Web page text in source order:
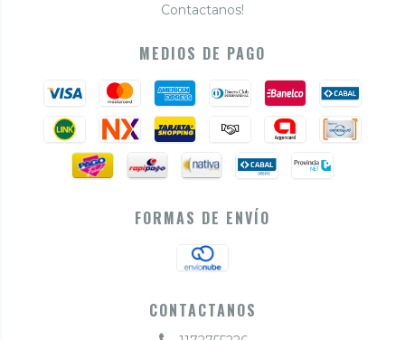
Contactanos!
MEDIOS DE PAGO
FORMAS DE ENVÍO
CONTACTANOS